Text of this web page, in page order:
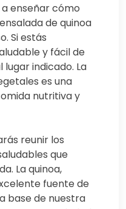
enseñar cómo
de quinoa
Si estás
y fácil de
indicado. La
es una
nutritiva y
reunir los
que
La quinoa,
fuente de
base de nuestra